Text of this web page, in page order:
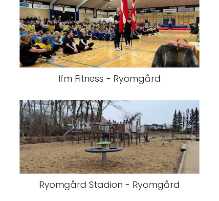
Ifm Fitness - Ryomgård
Ryomgård Stadion - Ryomgård